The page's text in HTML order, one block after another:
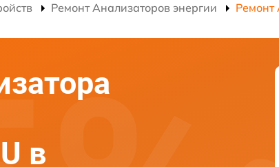
Ремонт Анализаторов энергии Ремонт
в